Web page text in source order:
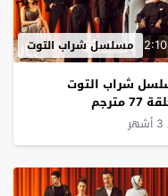
مسلسل شراب التوت
شراب التوت
مترجم